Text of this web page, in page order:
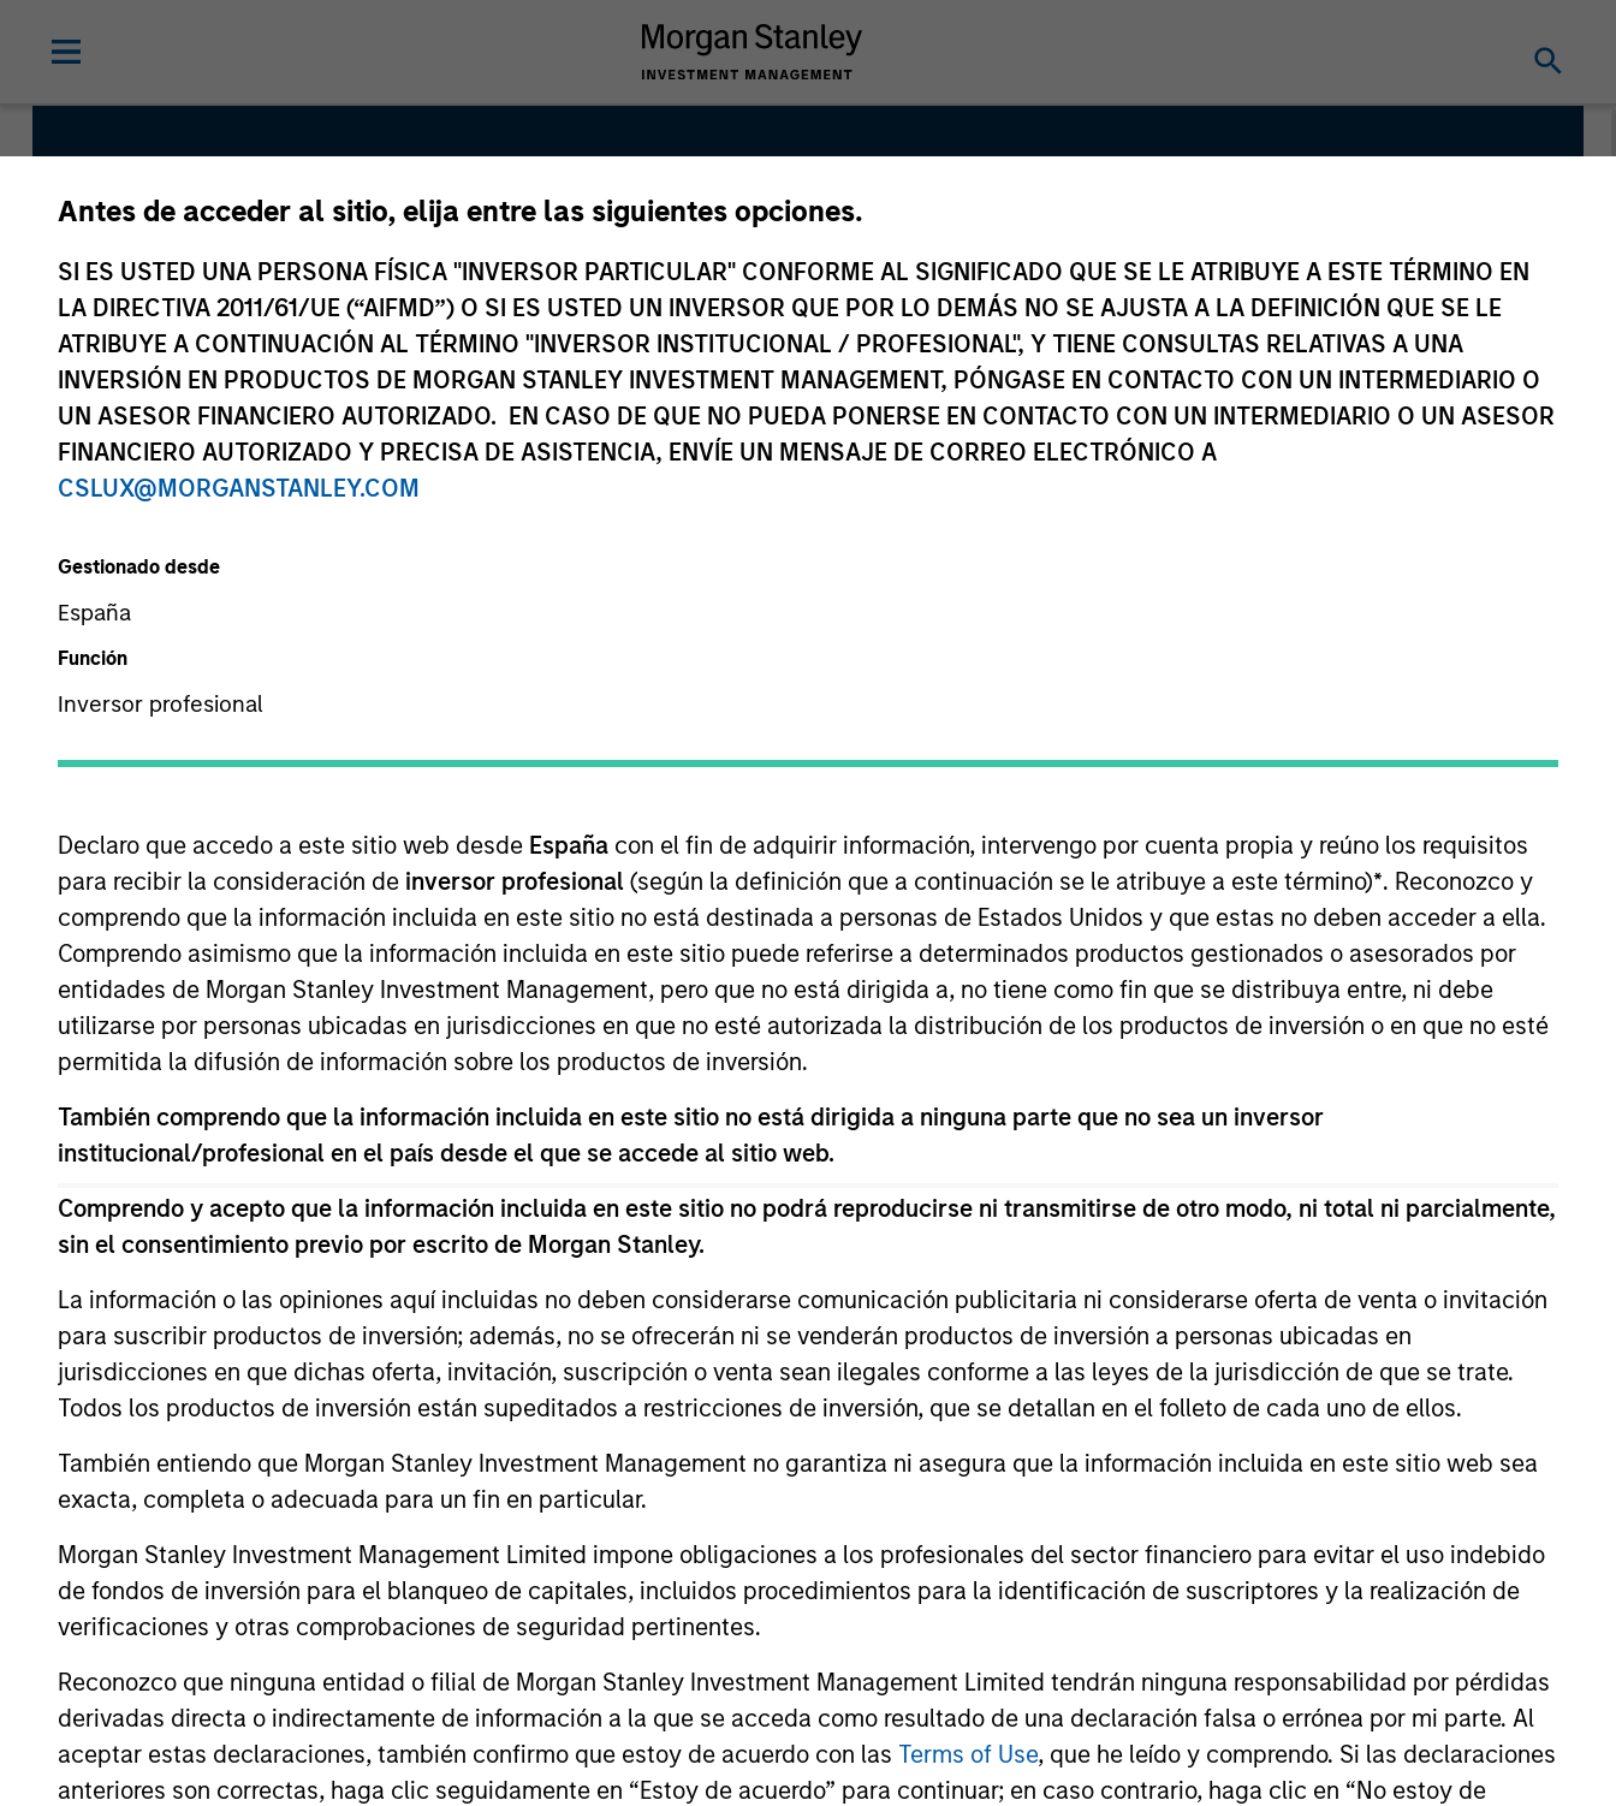
Antes de acceder al sitio, elija entre las siguientes opciones.
SI ES USTED UNA PERSONA FÍSICA "INVERSOR PARTICULAR" CONFORME AL SIGNIFICADO QUE SE LE ATRIBUYE A ESTE TÉRMINO EN
LA DIRECTIVA 2011/61/UE (“AIFMD”) O SI ES USTED UN INVERSOR QUE POR LO DEMÁS NO SE AJUSTA A LA DEFINICIÓN QUE SE LE
ATRIBUYE A CONTINUACIÓN AL TÉRMINO "INVERSOR INSTITUCIONAL / PROFESIONAL", Y TIENE CONSULTAS RELATIVAS A UNA
INVERSIÓN EN PRODUCTOS DE MORGAN STANLEY INVESTMENT MANAGEMENT, PÓNGASE EN CONTACTO CON UN INTERMEDIARIO O
UN ASESOR FINANCIERO AUTORIZADO. EN CASO DE QUE NO PUEDA PONERSE EN CONTACTO CON UN INTERMEDIARIO O UN ASESOR
FINANCIERO AUTORIZADO Y PRECISA DE ASISTENCIA, ENVÍE UN MENSAJE DE CORREO ELECTRÓNICO A
CSLUX@MORGANSTANLEY.COM
Gestionado desde
España
Función
Inversor profesional
Declaro que accedo a este sitio web desde España con el fin de adquirir información, intervengo por cuenta propia y reúno los requisitos
para recibir la consideración de inversor profesional (según la definición que a continuación se le atribuye a este término)*. Reconozco y
comprendo que la información incluida en este sitio no está destinada a personas de Estados Unidos y que estas no deben acceder a ella.
Comprendo asimismo que la información incluida en este sitio puede referirse a determinados productos gestionados o asesorados por
entidades de Morgan Stanley Investment Management, pero que no está dirigida a, no tiene como fin que se distribuya entre, ni debe
utilizarse por personas ubicadas en jurisdicciones en que no esté autorizada la distribución de los productos de inversión o en que no esté
permitida la difusión de información sobre los productos de inversión.
También comprendo que la información incluida en este sitio no está dirigida a ninguna parte que no sea un inversor
institucional/profesional en el país desde el que se accede al sitio web.
Comprendo y acepto que la información incluida en este sitio no podrá reproducirse ni transmitirse de otro modo, ni total ni parcialmente,
sin el consentimiento previo por escrito de Morgan Stanley.
La información o las opiniones aquí incluidas no deben considerarse comunicación publicitaria ni considerarse oferta de venta o invitación
para suscribir productos de inversión; además, no se ofrecerán ni se venderán productos de inversión a personas ubicadas en
jurisdicciones en que dichas oferta, invitación, suscripción o venta sean ilegales conforme a las leyes de la jurisdicción de que se trate.
Todos los productos de inversión están supeditados a restricciones de inversión, que se detallan en el folleto de cada uno de ellos.
También entiendo que Morgan Stanley Investment Management no garantiza ni asegura que la información incluida en este sitio web sea
exacta, completa o adecuada para un fin en particular.
Morgan Stanley Investment Management Limited impone obligaciones a los profesionales del sector financiero para evitar el uso indebido
de fondos de inversión para el blanqueo de capitales, incluidos procedimientos para la identificación de suscriptores y la realización de
verificaciones y otras comprobaciones de seguridad pertinentes.
Reconozco que ninguna entidad o filial de Morgan Stanley Investment Management Limited tendrán ninguna responsabilidad por pérdidas
derivadas directa o indirectamente de información a la que se acceda como resultado de una declaración falsa o errónea por mi parte. Al
aceptar estas declaraciones, también confirmo que estoy de acuerdo con las Terms of Use, que he leído y comprendo. Si las declaraciones
anteriores son correctas, haga clic seguidamente en “Estoy de acuerdo” para continuar; en caso contrario, haga clic en “No estoy de
Morgan Stanley Capital Partners
Descripción general
Descripción general
Our focus is on value creation through management and operational improvements, value-added
oversight, strategic add-on acquisitions and thoughtful capitalization. We invest primarily in control
transactions via founder-led recapitalizations, growth equity investments, industry roll-ups,
management buyouts, corporate carve-outs and platform builds.
Throughout our history, we have maintained a consistent middle-market focus, investing in companies
across a broad range of industries with enterprise values from $200 million to $800 million and EBITDA
from $15 million to $60 million.
How We Work With Companies
What Makes Us Different
1.
An Ideal Partner for
Founder and Family
Businesses